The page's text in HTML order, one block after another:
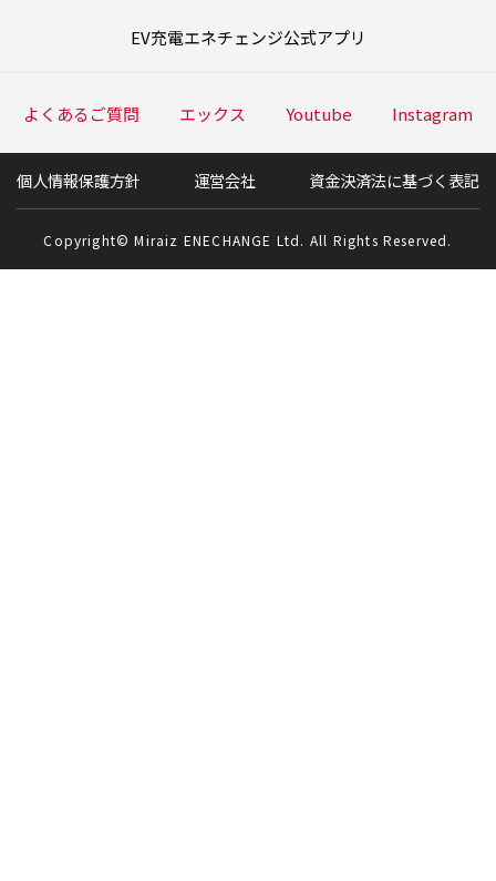
EV充電エネチェンジ公式アプリ
よくあるご質問 エックス Youtube Instagram
個人情報保護方針 運営会社 資金決済法に基づく表記
Copyright© Miraiz ENECHANGE Ltd. All Rights Reserved.